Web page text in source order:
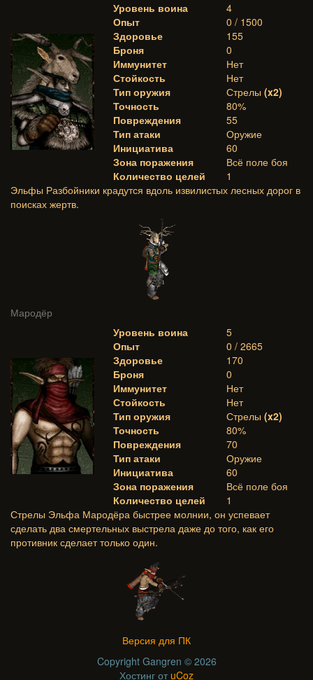
Уровень воина
4
Опыт
0 / 1500
Здоровье
155
Броня
0
Иммунитет
Нет
Стойкость
Нет
Тип оружия
Стрелы (x2)
Точность
80%
Повреждения
55
Тип атаки
Оружие
Инициатива
60
Зона поражения
Всё поле боя
Количество целей
1
Эльфы Разбойники крадутся вдоль извилистых лесных дорог в
поисках жертв.
Мародёр
Уровень воина
5
Опыт
0 / 2665
Здоровье
170
Броня
0
Иммунитет
Нет
Стойкость
Нет
Тип оружия
Стрелы (x2)
Точность
80%
Повреждения
70
Тип атаки
Оружие
Инициатива
60
Зона поражения
Всё поле боя
Количество целей
1
Стрелы Эльфа Мародёра быстрее молнии, он успевает
сделать два смертельных выстрела даже до того, как его
противник сделает только один.
Версия для ПК
Copyright Gangren © 2026
Хостинг от uCoz